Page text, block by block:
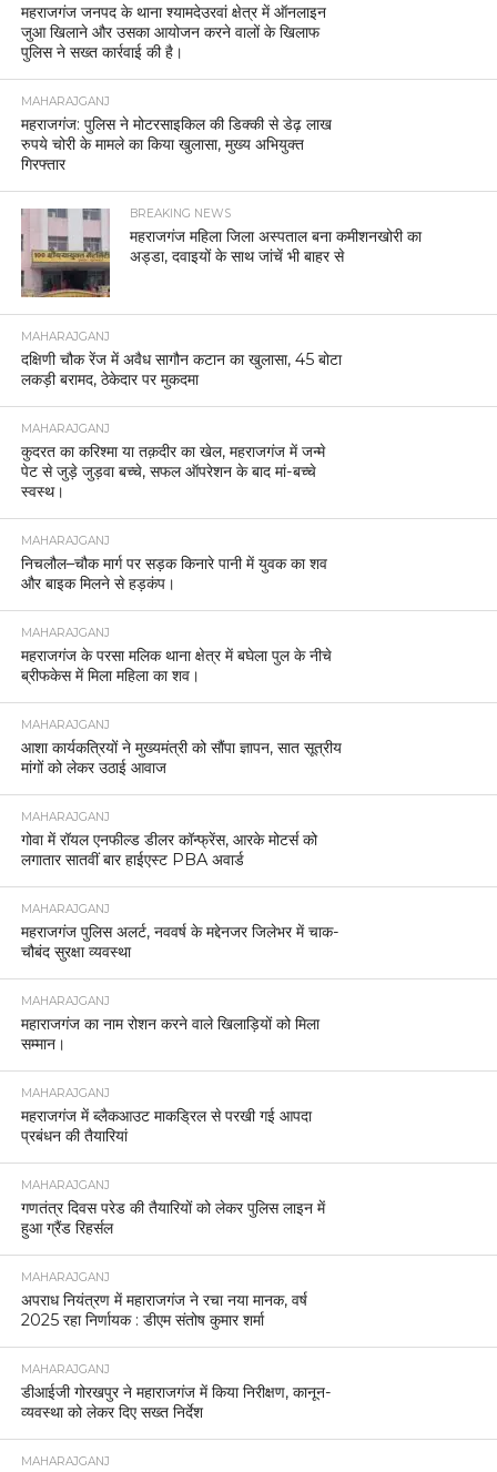
महराजगंज जनपद के थाना श्यामदेउरवां क्षेत्र में ऑनलाइन
जुआ खिलाने और उसका आयोजन करने वालों के खिलाफ
पुलिस ने सख्त कार्रवाई की है।
MAHARAJGANJ
महराजगंज: पुलिस ने मोटरसाइकिल की डिक्की से डेढ़ लाख
रुपये चोरी के मामले का किया खुलासा, मुख्य अभियुक्त
गिरफ्तार
BREAKING NEWS
महराजगंज महिला जिला अस्पताल बना कमीशनखोरी का
अड्डा, दवाइयों के साथ जांचें भी बाहर से
MAHARAJGANJ
दक्षिणी चौक रेंज में अवैध सागौन कटान का खुलासा, 45 बोटा
लकड़ी बरामद, ठेकेदार पर मुकदमा
MAHARAJGANJ
कुदरत का करिश्मा या तक़दीर का खेल, महराजगंज में जन्मे
पेट से जुड़े जुड़वा बच्चे, सफल ऑपरेशन के बाद मां-बच्चे
स्वस्थ।
MAHARAJGANJ
निचलौल–चौक मार्ग पर सड़क किनारे पानी में युवक का शव
और बाइक मिलने से हड़कंप।
MAHARAJGANJ
महराजगंज के परसा मलिक थाना क्षेत्र में बघेला पुल के नीचे
ब्रीफकेस में मिला महिला का शव।
MAHARAJGANJ
आशा कार्यकत्रियों ने मुख्यमंत्री को सौंपा ज्ञापन, सात सूत्रीय
मांगों को लेकर उठाई आवाज
MAHARAJGANJ
गोवा में रॉयल एनफील्ड डीलर कॉन्फ्रेंस, आरके मोटर्स को
लगातार सातवीं बार हाईएस्ट PBA अवार्ड
MAHARAJGANJ
महराजगंज पुलिस अलर्ट, नववर्ष के मद्देनजर जिलेभर में चाक-
चौबंद सुरक्षा व्यवस्था
MAHARAJGANJ
महाराजगंज का नाम रोशन करने वाले खिलाड़ियों को मिला
सम्मान।
MAHARAJGANJ
महराजगंज में ब्लैकआउट माकड्रिल से परखी गई आपदा
प्रबंधन की तैयारियां
MAHARAJGANJ
गणतंत्र दिवस परेड की तैयारियों को लेकर पुलिस लाइन में
हुआ ग्रैंड रिहर्सल
MAHARAJGANJ
अपराध नियंत्रण में महाराजगंज ने रचा नया मानक, वर्ष
2025 रहा निर्णायक : डीएम संतोष कुमार शर्मा
MAHARAJGANJ
डीआईजी गोरखपुर ने महाराजगंज में किया निरीक्षण, कानून-
व्यवस्था को लेकर दिए सख्त निर्देश
MAHARAJGANJ